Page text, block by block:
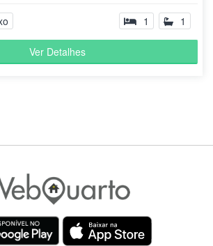
1 1
Ver Detalhes